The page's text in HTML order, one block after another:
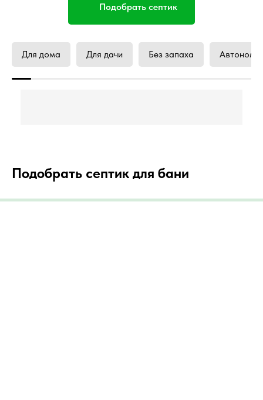
Подобрать септик
Для дома Для дачи Без запаха
Подобрать септик для бани